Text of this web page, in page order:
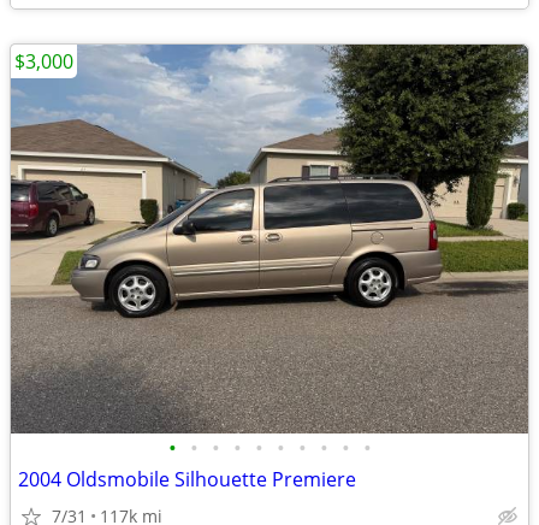
• • • • • • • • • •
2004 Oldsmobile Silhouette Premiere
7/31 117k mi
$3,000